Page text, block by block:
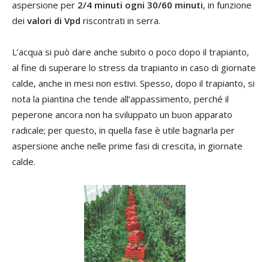
aspersione per 2/4 minuti ogni 30/60 minuti, in funzione
dei valori di Vpd riscontrati in serra.
L’acqua si può dare anche subito o poco dopo il trapianto,
al fine di superare lo stress da trapianto in caso di giornate
calde, anche in mesi non estivi. Spesso, dopo il trapianto, si
nota la piantina che tende all’appassimento, perché il
peperone ancora non ha sviluppato un buon apparato
radicale; per questo, in quella fase è utile bagnarla per
aspersione anche nelle prime fasi di crescita, in giornate
calde.